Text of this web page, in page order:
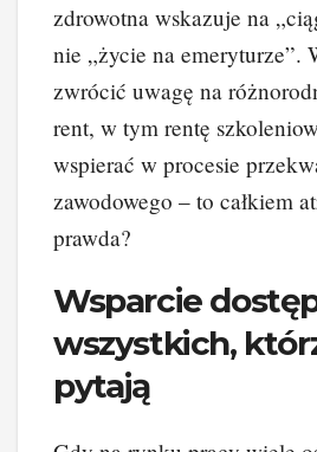
zdrowotna wskazuje na
nie „życie na emeryturze”.
zwrócić uwagę na
rent, w tym rentę
wspierać w procesie
zawodowego – to całkiem
prawda?
Wsparcie
wszystkich,
pytają